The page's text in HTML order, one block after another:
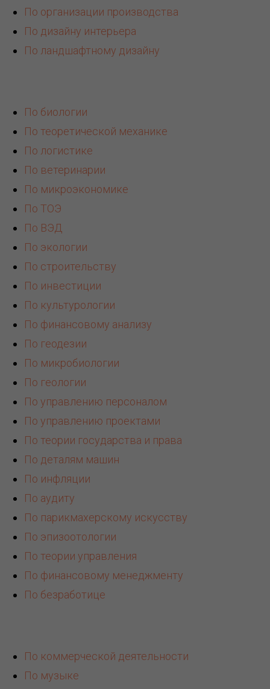
По организации производства
По дизайну интерьера
По ландшафтному дизайну
По биологии
По теоретической механике
По логистике
По ветеринарии
По микроэкономике
По ТОЭ
По ВЭД
По экологии
По строительству
По инвестиции
По культурологии
По финансовому анализу
По геодезии
По микробиологии
По геологии
По управлению персоналом
По управлению проектами
По теории государства и права
По деталям машин
По инфляции
По аудиту
По парикмахерскому искусству
По эпизоотологии
По теории управления
По финансовому менеджменту
По безработице
По коммерческой деятельности
По музыке